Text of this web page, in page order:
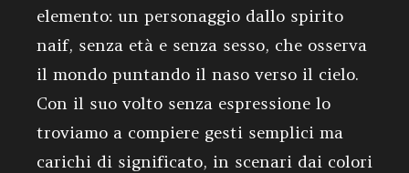
elemento: un personaggio dallo spirito
naif, senza età e senza sesso, che osserva
il mondo puntando il naso verso il cielo.
Con il suo volto senza espressione lo
troviamo a compiere gesti semplici ma
carichi di significato, in scenari dai colori